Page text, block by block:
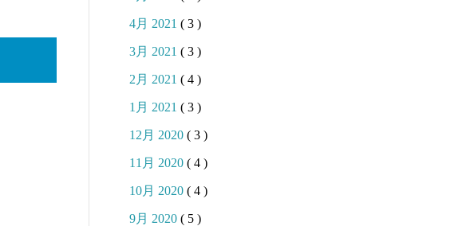
4月 2021 ( 3 )
3月 2021 ( 3 )
2月 2021 ( 4 )
1月 2021 ( 3 )
12月 2020 ( 3 )
11月 2020 ( 4 )
10月 2020 ( 4 )
9月 2020 ( 5 )